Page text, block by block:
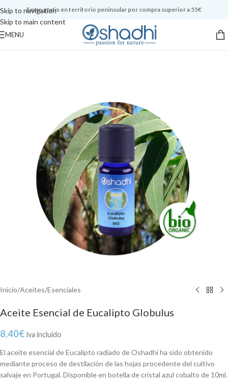
Skip to navigation
Skip to main content
Envío gratis en territorio peninsular por compra superior a 55€
MENU
Inicio/Aceites/Esenciales
Aceite Esencial de Eucalipto Globulus
8,40€ iva incluido
El aceite esencial de Eucalipto radiado de Oshadhi ha sido obtenido
mediante proceso de destilación de las hojas procedente del cultivo
salvaje en Portugal. Disponible en botella de cristal azul cobalto de 10ml.